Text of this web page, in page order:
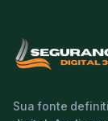
Sua fonte